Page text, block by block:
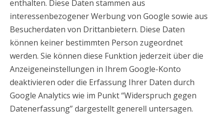
enthalten. Diese Daten stammen aus
interessenbezogener Werbung von Google sowie aus
Besucherdaten von Drittanbietern. Diese Daten
können keiner bestimmten Person zugeordnet
werden. Sie können diese Funktion jederzeit über die
Anzeigeneinstellungen in Ihrem Google-Konto
deaktivieren oder die Erfassung Ihrer Daten durch
Google Analytics wie im Punkt “Widerspruch gegen
Datenerfassung” dargestellt generell untersagen.